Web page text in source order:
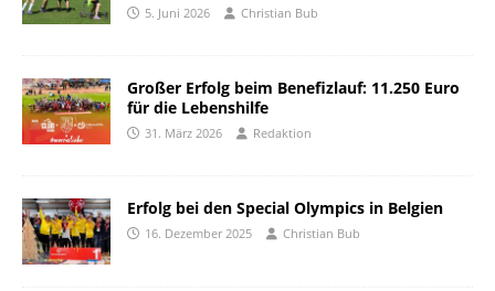
5. Juni 2026 Christian Bub
Großer Erfolg beim Benefizlauf: 11.250 Euro
für die Lebenshilfe
31. März 2026 Redaktion
Erfolg bei den Special Olympics in Belgien
16. Dezember 2025 Christian Bub